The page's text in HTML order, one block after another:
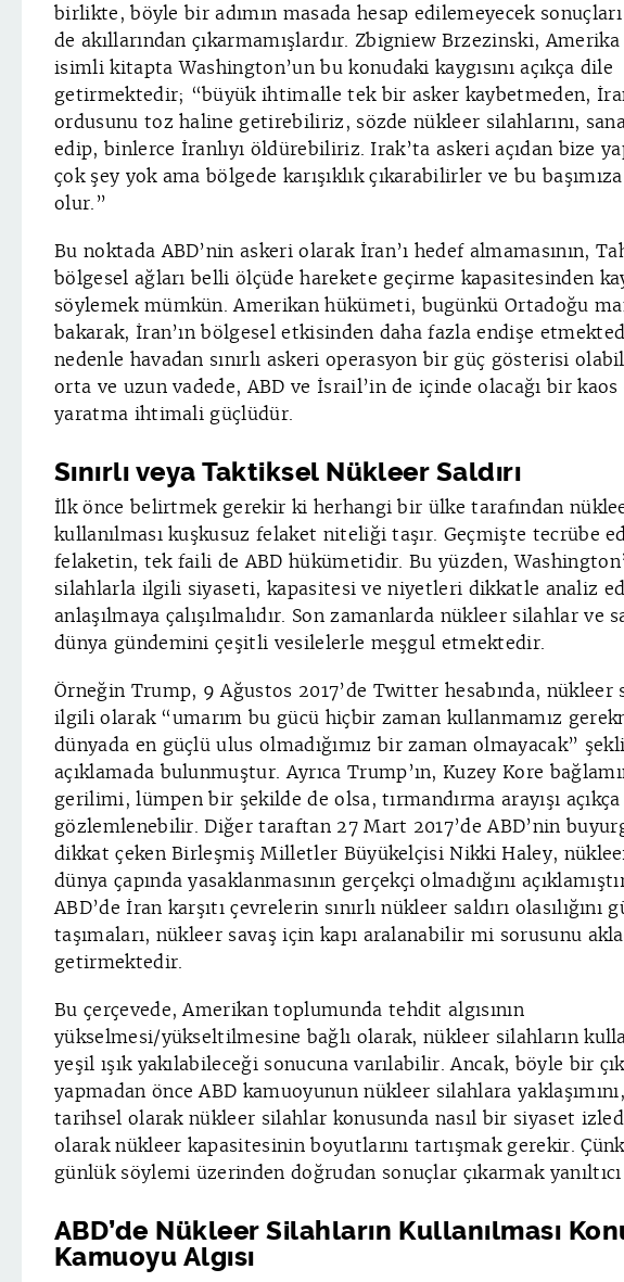
birlikte, böyle bir adımın masada hesap edilemeyecek
de akıllarından çıkarmamışlardır. Zbigniew Brzezinski,
isimli kitapta Washington’un bu konudaki kaygısını açıkça dile
getirmektedir; “büyük ihtimalle tek bir asker kaybetmeden,
ordusunu toz haline getirebiliriz, sözde nükleer silahlarını,
edip, binlerce İranlıyı öldürebiliriz. Irak’ta askeri açıdan bize
çok şey yok ama bölgede karışıklık çıkarabilirler ve bu
olur.”
Bu noktada ABD’nin askeri olarak İran’ı hedef almamasının,
bölgesel ağları belli ölçüde harekete geçirme kapasitesinden
söylemek mümkün. Amerikan hükümeti, bugünkü Ortadoğu
bakarak, İran’ın bölgesel etkisinden daha fazla endişe
nedenle havadan sınırlı askeri operasyon bir güç gösterisi
orta ve uzun vadede, ABD ve İsrail’in de içinde olacağı bir kaos
yaratma ihtimali güçlüdür.
Sınırlı veya Taktiksel Nükleer Saldırı
İlk önce belirtmek gerekir ki herhangi bir ülke tarafından
kullanılması kuşkusuz felaket niteliği taşır. Geçmişte tecrübe
felaketin, tek faili de ABD hükümetidir. Bu yüzden,
silahlarla ilgili siyaseti, kapasitesi ve niyetleri dikkatle analiz
anlaşılmaya çalışılmalıdır. Son zamanlarda nükleer silahlar ve
dünya gündemini çeşitli vesilelerle meşgul etmektedir.
Örneğin Trump, 9 Ağustos 2017’de Twitter hesabında, nükleer
ilgili olarak “umarım bu gücü hiçbir zaman kullanmamız
dünyada en güçlü ulus olmadığımız bir zaman olmayacak”
açıklamada bulunmuştur. Ayrıca Trump’ın, Kuzey Kore
gerilimi, lümpen bir şekilde de olsa, tırmandırma arayışı açıkça
gözlemlenebilir. Diğer taraftan 27 Mart 2017’de ABD’nin
dikkat çeken Birleşmiş Milletler Büyükelçisi Nikki Haley,
dünya çapında yasaklanmasının gerçekçi olmadığını
ABD’de İran karşıtı çevrelerin sınırlı nükleer saldırı olasılığını
taşımaları, nükleer savaş için kapı aralanabilir mi sorusunu akla
getirmektedir.
Bu çerçevede, Amerikan toplumunda tehdit algısının
yükselmesi/yükseltilmesine bağlı olarak, nükleer silahların
yeşil ışık yakılabileceği sonucuna varılabilir. Ancak, böyle bir
yapmadan önce ABD kamuoyunun nükleer silahlara
tarihsel olarak nükleer silahlar konusunda nasıl bir siyaset
olarak nükleer kapasitesinin boyutlarını tartışmak gerekir.
günlük söylemi üzerinden doğrudan sonuçlar çıkarmak
ABD’de Nükleer Silahların Kullanılması
Kamuoyu Algısı